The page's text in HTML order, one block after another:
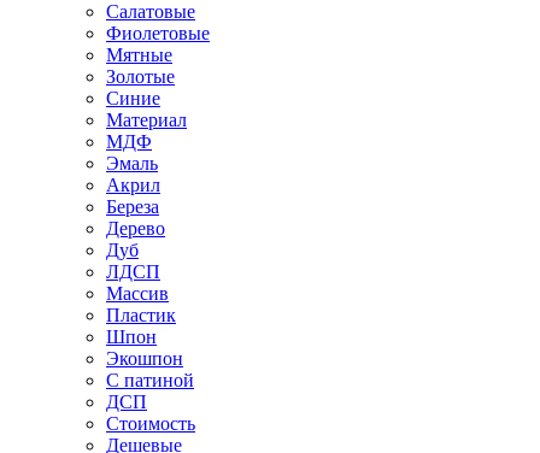
Салатовые
Фиолетовые
Мятные
Золотые
Синие
Материал
МДФ
Эмаль
Акрил
Береза
Дерево
Дуб
ЛДСП
Массив
Пластик
Шпон
Экошпон
С патиной
ДСП
Стоимость
Дешевые